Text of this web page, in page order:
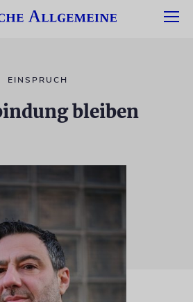
EINSPRUCH
bleiben